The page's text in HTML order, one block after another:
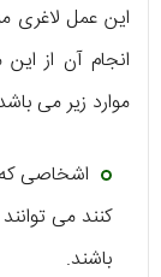
این عمل لاغری
انجام آن از
موارد زیر می
اشخاصی که
کنند می
باشند.